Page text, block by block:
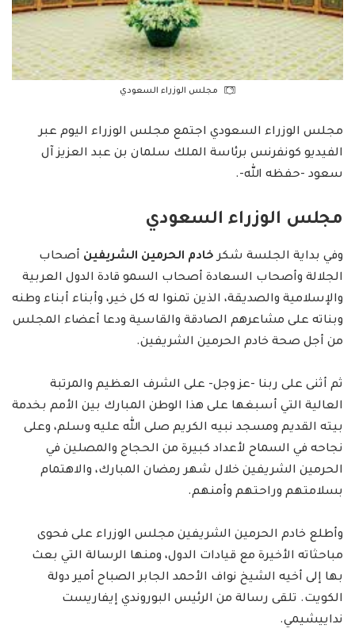
مجلس الوزراء السعودي
مجلس الوزراء السعودي اجتمع مجلس الوزراء اليوم عبر
الفيديو كونفرنس برئاسة الملك سلمان بن عبد العزيز آل
سعود -حفظه الله-.
مجلس الوزراء السعودي
وفي بداية الجلسة شكرخادم الحرمين الشريفين أصحاب
الجلالة وأصحاب السعادة أصحاب السمو قادة الدول العربية
والإسلامية والصديقة، الذين تمنوا له كل خير، وأبناء أبناء وطنه
وبناته على مشاعرهم الصادقة والقاسية ودعا أعضاء المجلس
من أجل صحة خادم الحرمين الشريفين.
ثم أثنى على ربنا -عز وجل- على الشرف العظيم والمرتبة
العالية التي أسبغها على هذا الوطن المبارك بين الأمم بخدمة
بيته القديم ومسجد نبيه الكريم صلى الله عليه وسلم، وعلى
نجاحه في السماح لأعداد كبيرة من الحجاج والمصلين في
الحرمين الشريفين خلال شهر رمضان المبارك، والاهتمام
بسلامتهم وراحتهم وأمنهم.
وأطلع خادم الحرمين الشريفين مجلس الوزراء على فحوى
مباحثاته الأخيرة مع قيادات الدول، ومنها الرسالة التي بعث
بها إلى أخيه الشيخ نواف الأحمد الجابر الصباح أمير دولة
الكويت. تلقى رسالة من الرئيس البوروندي إيفاريست
نداييشيمي.